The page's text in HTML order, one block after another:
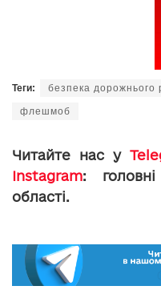
Теги: безпека дорожнього
флешмоб
Читайте нас у
Instagram:
області.